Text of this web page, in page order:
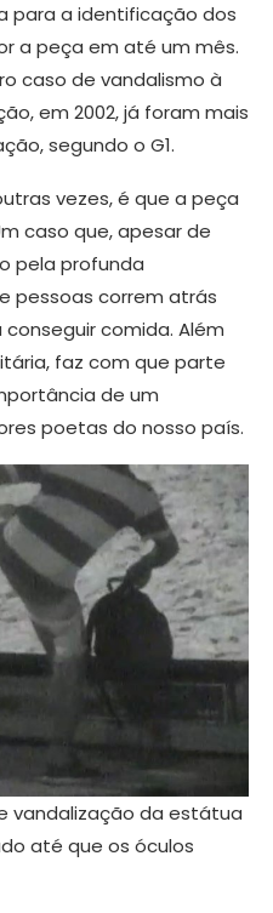
para a identificação dos
a peça em até um mês.
caso de vandalismo à
em 2002, já foram mais
segundo o G1.
vezes, é que a peça
caso que, apesar de
pela profunda
pessoas correm atrás
comida. Além
faz com que parte
de um
poetas do nosso país.
vandalização da estátua
até que os óculos